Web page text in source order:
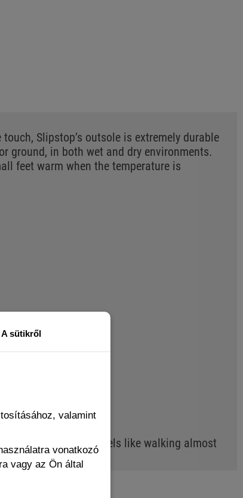
A sütikről
valamint
vonatkozó
vagy az Ön által
Slipstop’s outsole is extremely durable
ground, in both wet and dry environments.
feet warm when the temperature is
these shoes feels like walking almost